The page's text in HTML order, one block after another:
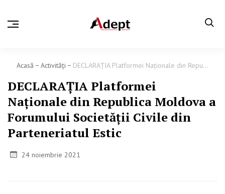
Acasă Activităţi DECLARAȚIA Platformei Naționale din Repu...
DECLARAȚIA Platformei
Naționale din Republica Moldova a
Forumului Societății Civile din
Parteneriatul Estic
24 noiembrie 2021